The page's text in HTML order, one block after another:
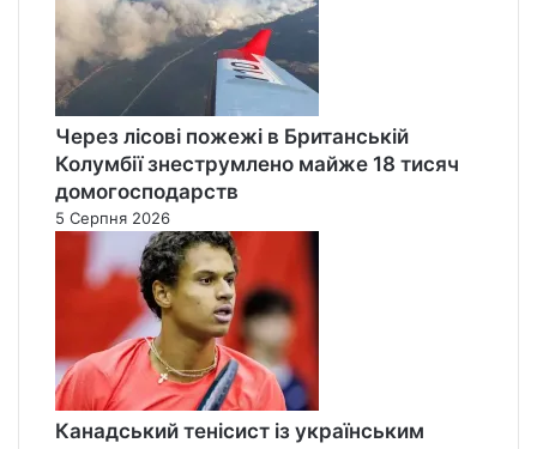
Через лісові пожежі в Британській
Колумбії знеструмлено майже 18 тисяч
домогосподарств
5 Серпня 2026
Канадський тенісист із українським